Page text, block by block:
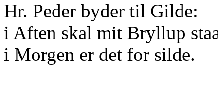
Hr. Peder byder til Gilde:
i Aften skal mit Bryllup
i Morgen er det for silde.